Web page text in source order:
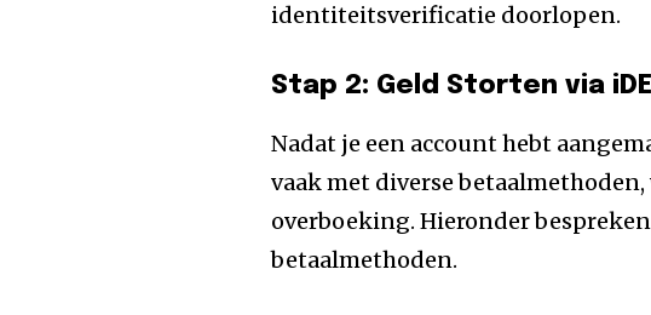
identiteitsverificatie doorlopen.
Stap 2: Geld Storten via
Nadat je een account hebt
vaak met diverse betaalmethoden,
overboeking. Hieronder
betaalmethoden.